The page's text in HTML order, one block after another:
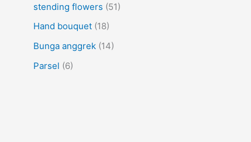
stending flowers (51)
Hand bouquet (18)
Bunga anggrek (14)
Parsel (6)